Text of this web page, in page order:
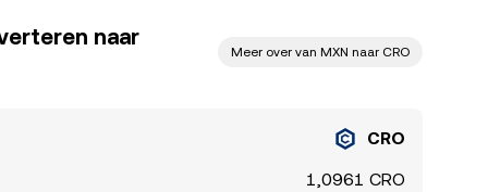
naar
Meer over van MXN naar CRO
CRO
1,0961 CRO